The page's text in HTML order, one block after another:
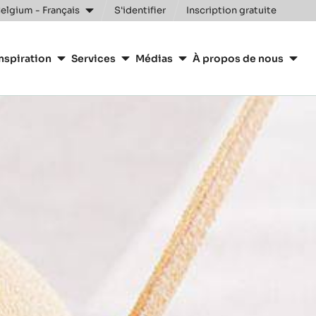
- Français S'identifier Inscription gratuite
Services Médias À propos de nous